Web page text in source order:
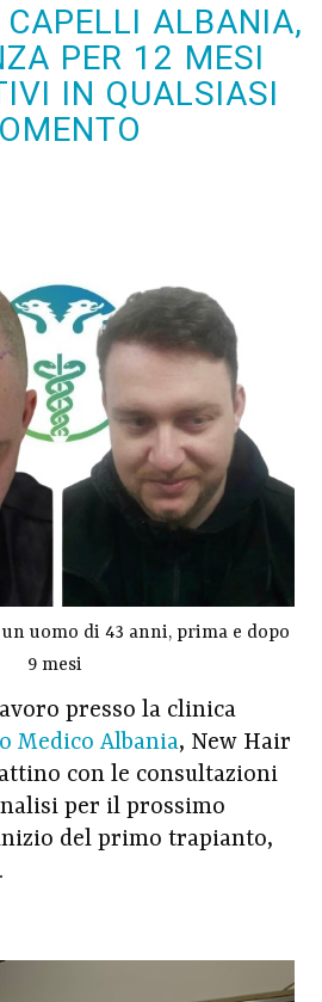
ALBANIA,
PER 12 MESI
IN ​​QUALSIASI
uomo di 43 anni, prima e dopo
9 mesi
presso la clinica
Medico Albania, New Hair
con le consultazioni
per il prossimo
del primo trapianto,